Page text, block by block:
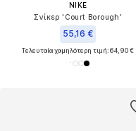
NIKE
Σνίκερ 'Court Borough'
55,16 €
Τελευταία χαμηλότερη τιμή:64,90 €